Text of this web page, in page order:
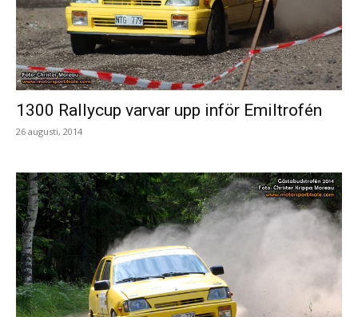
1300 Rallycup varvar upp inför Emiltrofén
26 augusti, 2014